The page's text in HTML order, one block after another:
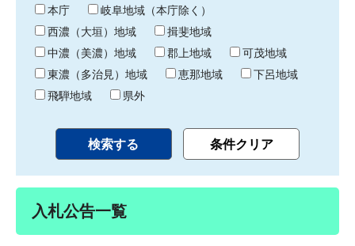
わ
り
本庁
岐阜地域（本庁除く）
西濃（大垣）地域
揖斐地域
中濃（美濃）地域
郡上地域
可茂地域
東濃（多治見）地域
恵那地域
下呂地域
飛騨地域
県外
入札公告一覧